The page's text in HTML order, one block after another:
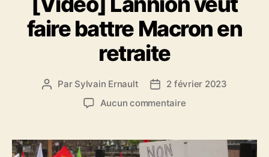
é
g
o
r
i
s
faire battre Macron en
retraite
A
u
r
Par Sylvain Ernault
D
d
e
2 février 2023
Aucun commentaires
[